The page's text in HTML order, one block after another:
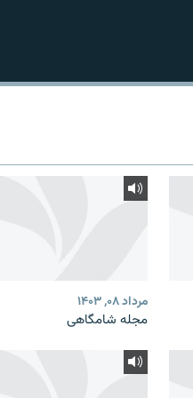
مرداد ۰۸, ۱۴۰۳
مجله شامگاهی